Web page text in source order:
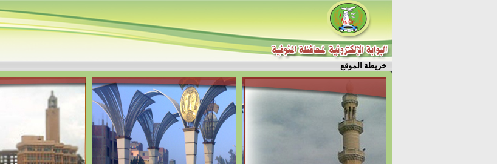
خريطة الموقع